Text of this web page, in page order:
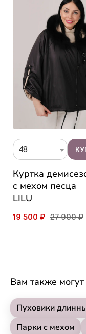
48
Куртка
с мехом песца
LILU
19 500 ₽ 27 900 ₽
Вам также
Пуховики
Парки с мехом